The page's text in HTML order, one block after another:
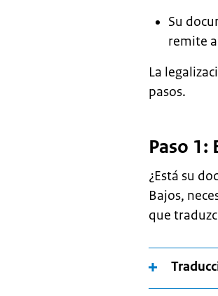
Su
remite
La
pasos.
Paso 1:
¿Está su
Bajos,
que